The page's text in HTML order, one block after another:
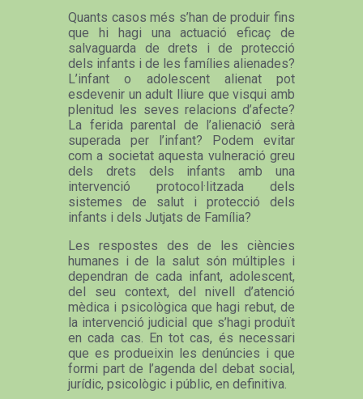
Quants casos més s’han de produir fins
que hi hagi una actuació eficaç de
salvaguarda de drets i de protecció
dels infants i de les famílies alienades?
L’infant o adolescent alienat pot
esdevenir un adult lliure que visqui amb
plenitud les seves relacions d’afecte?
La ferida parental de l’alienació serà
superada per l’infant? Podem evitar
com a societat aquesta vulneració greu
dels drets dels infants amb una
intervenció protocol·litzada dels
sistemes de salut i protecció dels
infants i dels Jutjats de Família?
Les respostes des de les ciències
humanes i de la salut són múltiples i
dependran de cada infant, adolescent,
del seu context, del nivell d’atenció
mèdica i psicològica que hagi rebut, de
la intervenció judicial que s’hagi produït
en cada cas. En tot cas, és necessari
que es produeixin les denúncies i que
formi part de l’agenda del debat social,
jurídic, psicològic i públic, en definitiva.